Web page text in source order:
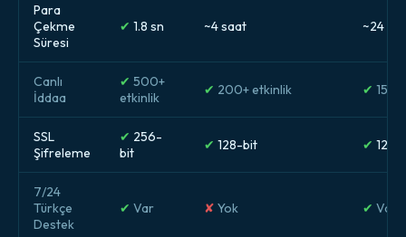
Para
Çekme
Süresi
✔ 1.8 sn ~4 saat ~24
Canlı
İddaa
✔ 500+
etkinlik
✔ 200+ etkinlik ✔
SSL
Şifreleme
✔ 256-
bit
✔ 128-bit ✔ 128-
7/24
Türkçe
Destek
✔ Var ✘ Yok ✔ Var